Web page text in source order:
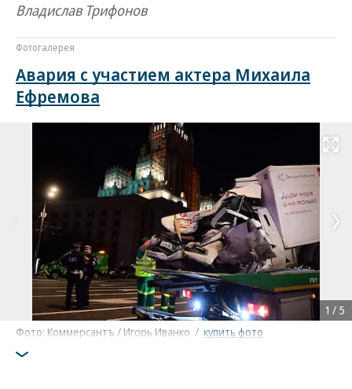
Владислав Трифонов
Фотогалерея
Авария с участием актера Михаила
Ефремова
Развернуть
Фото: Коммерсантъ / Игорь Иванко / купить фото
1 / 5